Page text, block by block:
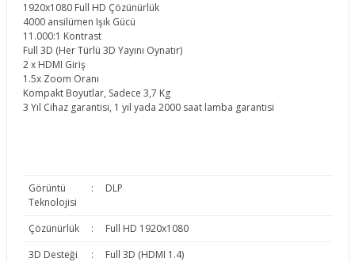
1920x1080 Full HD Çözünürlük
4000 ansilümen Işık Gücü
11.000:1 Kontrast
Full 3D (Her Türlü 3D Yayını Oynatır)
2 x HDMI Giriş
1.5x Zoom Oranı
Kompakt Boyutlar, Sadece 3,7 Kg
3 Yıl Cihaz garantisi, 1 yıl yada 2000 saat lamba garantisi
Görüntü
Teknolojisi
: DLP
Çözünürlük :
Full HD 1920x1080
3D Desteği
:
Full 3D (HDMI 1.4)